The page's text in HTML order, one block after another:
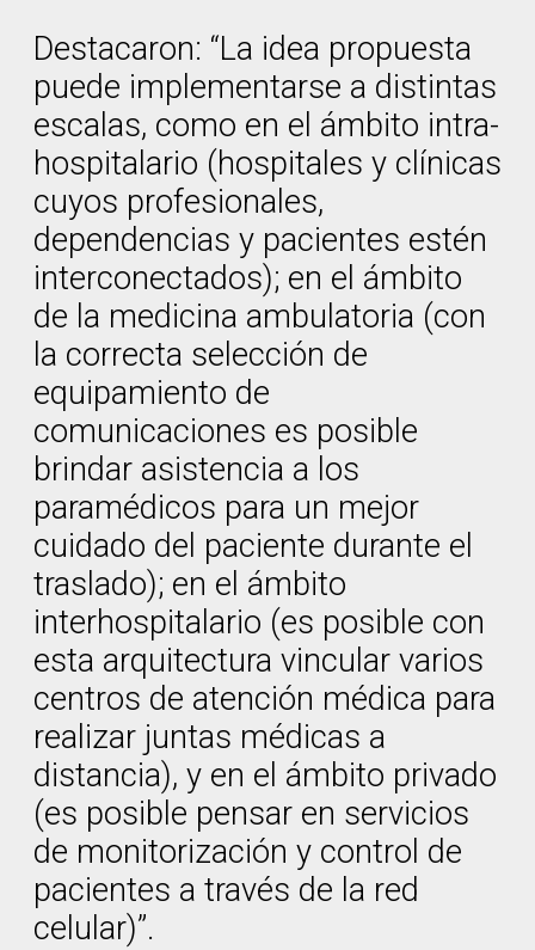
Destacaron: “La idea propuesta
puede implementarse a distintas
escalas, como en el ámbito intra-
hospitalario (hospitales y clínicas
cuyos profesionales,
dependencias y pacientes estén
interconectados); en el ámbito
de la medicina ambulatoria (con
la correcta selección de
equipamiento de
comunicaciones es posible
brindar asistencia a los
paramédicos para un mejor
cuidado del paciente durante el
traslado); en el ámbito
interhospitalario (es posible con
esta arquitectura vincular varios
centros de atención médica para
realizar juntas médicas a
distancia), y en el ámbito privado
(es posible pensar en servicios
de monitorización y control de
pacientes a través de la red
celular)”.